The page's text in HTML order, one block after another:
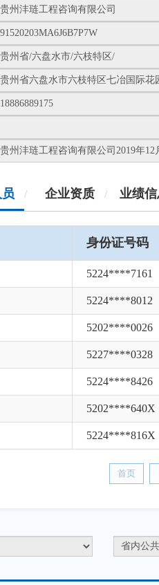
/ 企业资质 / 业绩
身份证号码
5224****7161
5224****8012
5202****0026
5227****0328
5224****8426
5202****640X
5224****816X
首页